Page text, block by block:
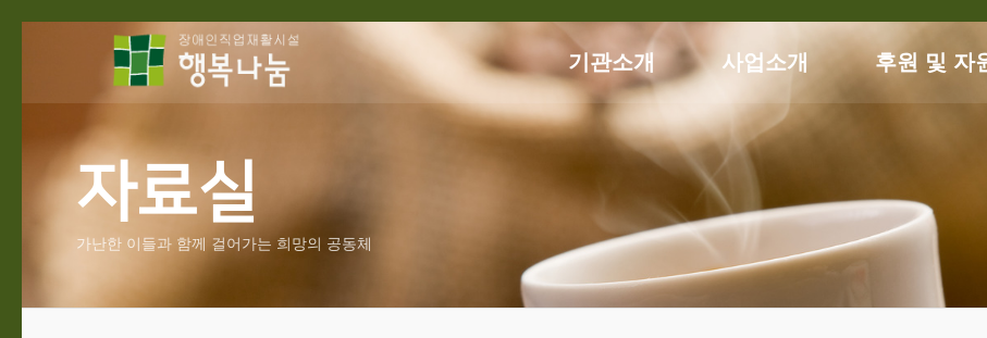
기관소개 사업소개 후원 및 자
자료실
가난한 이들과 함께 걸어가는 희망의 공동체